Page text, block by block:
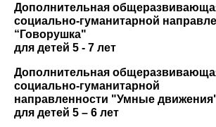
Дополнительная
социально-гуманитарной
“ Говорушка"
для детей 5 - 7 лет
Дополнительная
социально-гуманитарной
направленности "Умные
для детей 5 – 6 лет